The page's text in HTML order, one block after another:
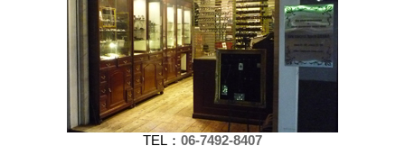
TEL： 06-7492-8407